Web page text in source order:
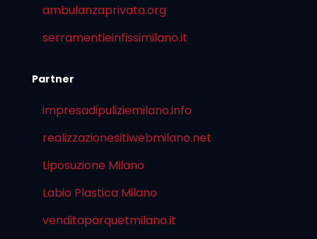
ambulanzaprivata.org
serramentieinfissimilano.it
Partner
impresadipuliziemilano.info
realizzazionesitiwebmilano.net
Liposuzione Milano
Labio Plastica Milano
venditaparquetmilano.it